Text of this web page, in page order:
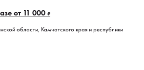
от 11 000 ₽
области, Камчатского края и республики